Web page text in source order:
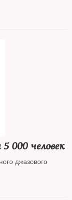
000 человек
джазового